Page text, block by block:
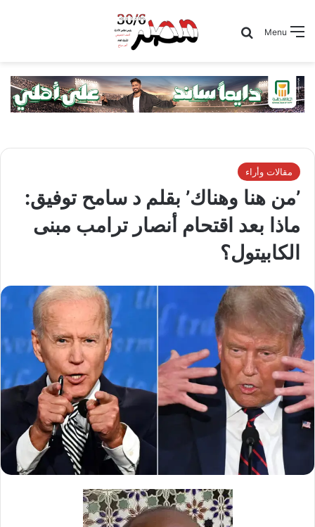
Menu
Search for
مقالات وأراء
’من هنا وهناك’ بقلم د سامح توفيق:
ماذا بعد اقتحام أنصار ترامب مبنى
الكابيتول؟